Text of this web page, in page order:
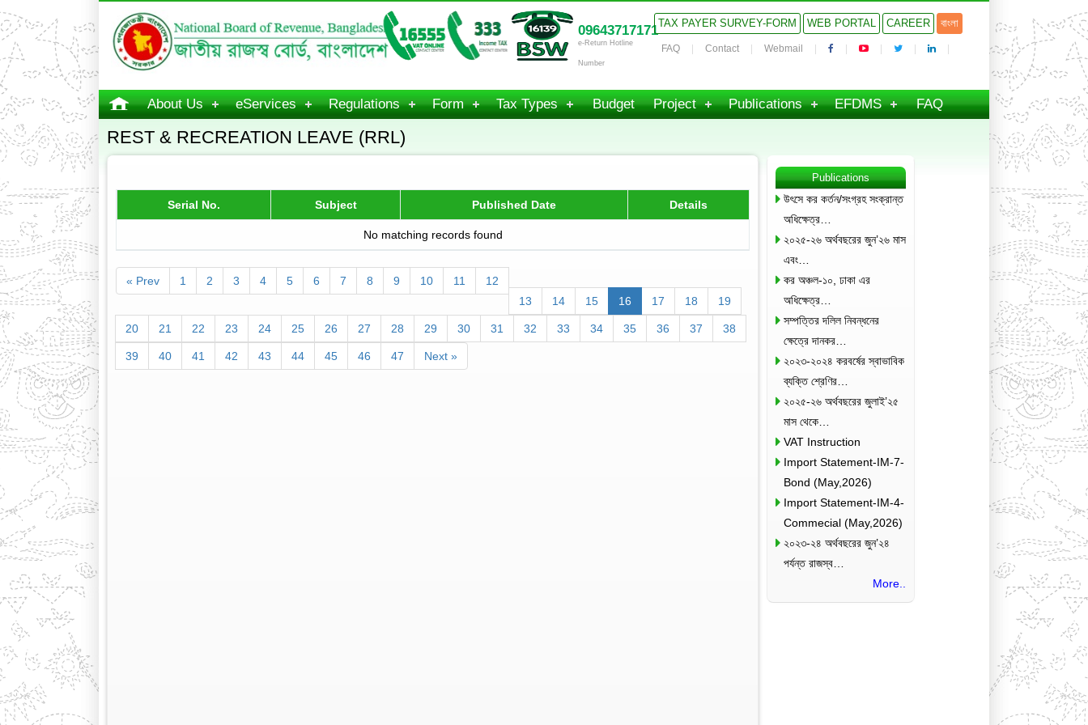
09643717171
e-Return Hotline
Number
TAX PAYER SURVEY-FORM WEB PORTAL CAREER বাংলা
FAQ Contact Webmail
About Us eServices Regulations Form Tax Types Budget Project Publications EFDMS FAQ
REST & RECREATION LEAVE (RRL)
Serial No. Subject Published Date Details
No matching records found
« Prev 1 2 3 4 5 6 7 8 9 10 11
12
13
14 15 16 17 18 19
20 21 22 23 24 25 26 27 28 29 30 31 32 33 34 35 36 37 38
39 40 41 42 43 44 45 46 47 Next »
Publications
উৎসে কর কর্তন/সংগ্রহ সংক্রান্ত
অধিক্ষেত্র…
২০২৫-২৬ অর্থবছরের জুন’২৬ মাস
এবং…
কর অঞ্চল-১০, ঢাকা এর
অধিক্ষেত্র…
সম্পত্তির দলিল নিবন্ধনের
ক্ষেত্রে দানকর…
২০২৩-২০২৪ করবর্ষের স্বাভাবিক
ব্যক্তি শ্রেণির…
২০২৫-২৬ অর্থবছরের জুলাই’২৫
মাস থেকে…
VAT Instruction
Import Statement-IM-7-
Bond (May,2026)
Import Statement-IM-4-
Commecial (May,2026)
২০২৩-২৪ অর্থবছরের জুন’২৪
পর্যন্ত রাজস্ব…
More..